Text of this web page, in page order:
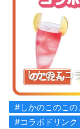
しかのこコ
#しかのこのこの
#コラボドリンク